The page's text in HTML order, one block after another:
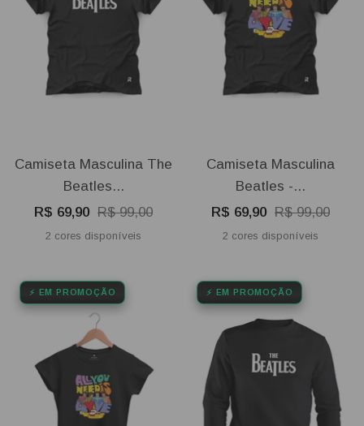
Camiseta Masculina The
Beatles...
Preço
promocional
R$ 69,90 Preço
normal
R$ 99,00
2 cores disponíveis
Camiseta Masculina
Beatles -...
Preço
promocional
R$ 69,90 Preço
normal
R$ 99,00
2 cores disponíveis
⚡ EM PROMOÇÃO ⚡ EM PROMOÇÃO